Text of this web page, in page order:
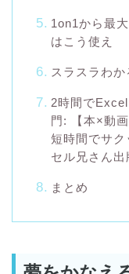
1on1から最
はこう使え
スラスラわ
2時間で
門: 【本×動
短時間でサ
セル兄さん出
まとめ